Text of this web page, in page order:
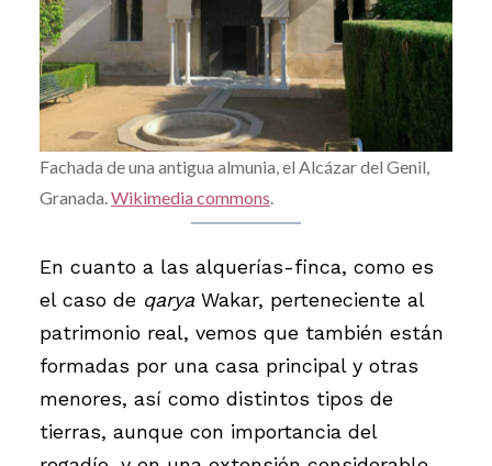
Fachada de una antigua almunia, el Alcázar del Genil,
Granada.Wikimedia commons.
En cuanto a las alquerías-finca, como es
el caso de qaryaWakar, perteneciente al
patrimonio real, vemos que también están
formadas por una casa principal y otras
menores, así como distintos tipos de
tierras, aunque con importancia del